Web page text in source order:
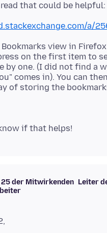
a/
view in
on the first item to
by one. (I did not find a
comes in). You can
25 der Mitwirkenden Leiter